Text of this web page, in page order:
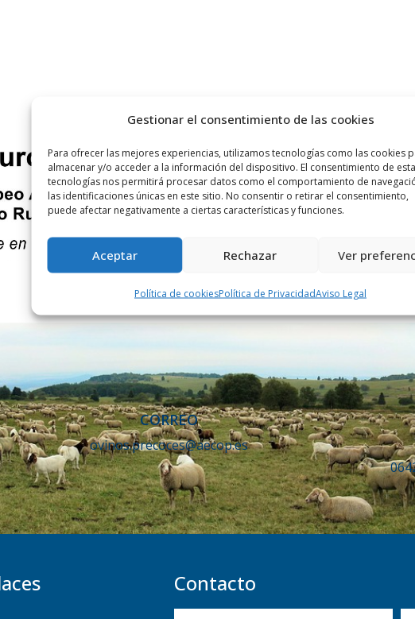
Gestionar el consentimiento de las cookies
Para ofrecer las mejores experiencias, utilizamos tecnologías como las cookies
almacenar y/o acceder a la información del dispositivo. El consentimiento de
tecnologías nos permitirá procesar datos como el comportamiento de
las identificaciones únicas en este sitio. No consentir o retirar el consentimiento,
puede afectar negativamente a ciertas características y funciones.
Aceptar Rechazar Ver
Política de cookiesPolítica de PrivacidadAviso Legal
CORREO
ovinos.precoces@aecop.es
Contacto